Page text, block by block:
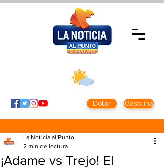
Dolar Gasolina
¡Adame vs Trejo! El
La Noticia al Punto
2 min de lectura